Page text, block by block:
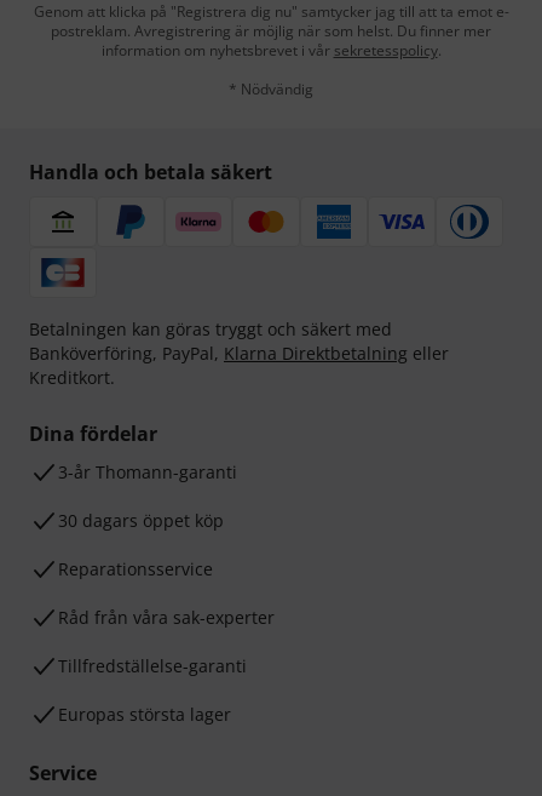
Genom att klicka på "Registrera dig nu" samtycker jag till att ta emot e-
postreklam. Avregistrering är möjlig när som helst. Du finner mer
information om nyhetsbrevet i vår sekretesspolicy.
* Nödvändig
Handla och betala säkert
Betalningen kan göras tryggt och säkert med
Banköverföring, PayPal, Klarna Direktbetalning eller
Kreditkort.
Dina fördelar
3-år Thomann-garanti
30 dagars öppet köp
Reparationsservice
Råd från våra sak-experter
Tillfredställelse-garanti
Europas största lager
Service